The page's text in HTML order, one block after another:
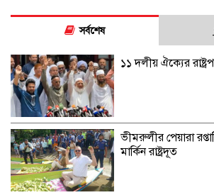
সর্বশেষ
১১ দলীয় ঐক্যের
ভীমরুলীর পেয়ারা
মার্কিন রাষ্ট্রদূত